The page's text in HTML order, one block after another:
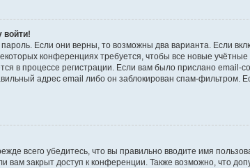
войти!
Если они верны, то возможны два варианта. Если
конференциях требуется, чтобы все новые
в процессе регистрации. Если вам было прислано
адрес email либо он заблокирован спам-фильтром.
всего убедитесь, что вы правильно вводите имя
вам закрыт доступ к конференции. Также возможно, что